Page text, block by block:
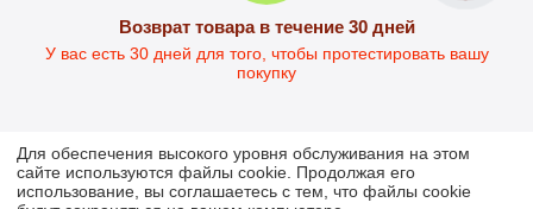
3 093
Ориентировочная цена
Возврат товара в течение 30 дней
У вас есть 30 дней для того, чтобы протестировать вашу
покупку
Для обеспечения высокого уровня обслуживания на этом
сайте используются файлы cookie. Продолжая его
использование, вы соглашаетесь с тем, что файлы cookie